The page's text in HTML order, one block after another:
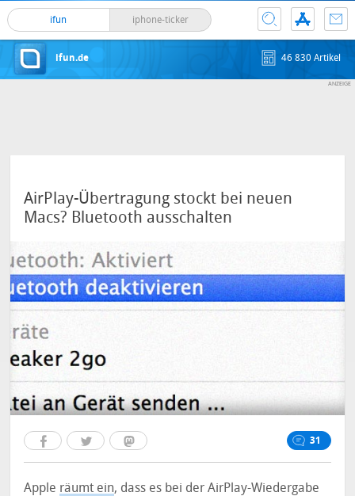
ifun iphone-ticker
ifun.de 46 830 Artikel
AirPlay-Übertragung stockt bei neuen
Macs? Bluetooth ausschalten
31
Apple räumt ein, dass es bei der AirPlay-Wiedergabe